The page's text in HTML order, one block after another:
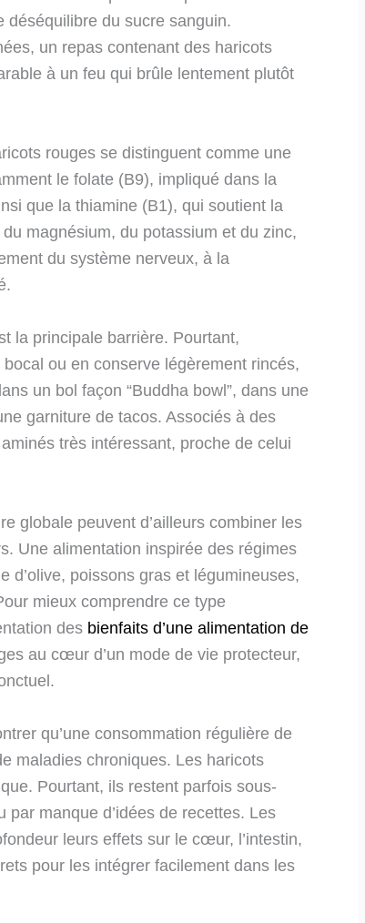
déséquilibre du sucre sanguin.
un repas contenant des haricots
à un feu qui brûle lentement plutôt
rouges se distinguent comme une
le folate (B9), impliqué dans la
que la thiamine (B1), qui soutient la
magnésium, du potassium et du zinc,
du système nerveux, à la
la principale barrière. Pourtant,
ou en conserve légèrement rincés,
un bol façon “Buddha bowl”, dans une
garniture de tacos. Associés à des
très intéressant, proche de celui
globale peuvent d’ailleurs combiner les
Une alimentation inspirée des régimes
d’olive, poissons gras et légumineuses,
mieux comprendre ce type
des bienfaits d’une alimentation de
au cœur d’un mode de vie protecteur,
qu’une consommation régulière de
maladies chroniques. Les haricots
Pourtant, ils restent parfois sous-
par manque d’idées de recettes. Les
leurs effets sur le cœur, l’intestin,
pour les intégrer facilement dans les